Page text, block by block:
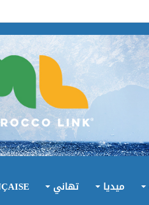
ميديا تهاني